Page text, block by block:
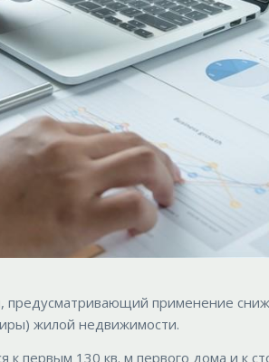
предусматривающий применение
жилой недвижимости.
первым 130 кв. м первого дома и к